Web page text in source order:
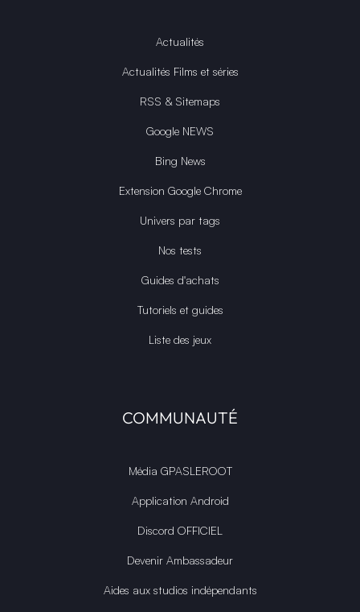
Actualités
Actualités Films et séries
RSS & Sitemaps
Google NEWS
Bing News
Extension Google Chrome
Univers par tags
Nos tests
Guides d'achats
Tutoriels et guides
Liste des jeux
COMMUNAUTÉ
Média GPASLEROOT
Application Android
Discord OFFICIEL
Devenir Ambassadeur
Aides aux studios indépendants